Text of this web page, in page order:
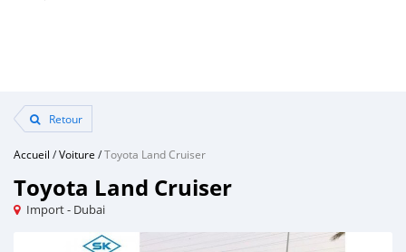
Retour
Accueil /Voiture /Toyota Land Cruiser
Toyota Land Cruiser
Import - Dubai